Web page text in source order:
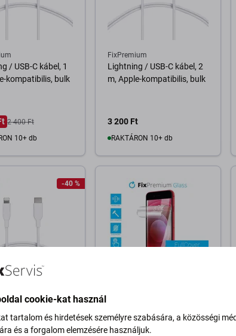
/ USB-C kábel, 1
kompatibilis, bulk
2 400 Ft
10+ db
FixPremium
Lightning / USB-C kábel, 2
m, Apple-kompatibilis, bulk
3 200 Ft
RAKTÁRON 10+ db
-40 %
/ USB-C kábel, 2
kompatibilis
Védőfólia - iPhone 6, 6s, 7,
8, SE 2020 és SE 2022
cookie-kat használ
tartalom és hirdetések személyre szabására, a közösségi
és a forgalom elemzésére használjuk.